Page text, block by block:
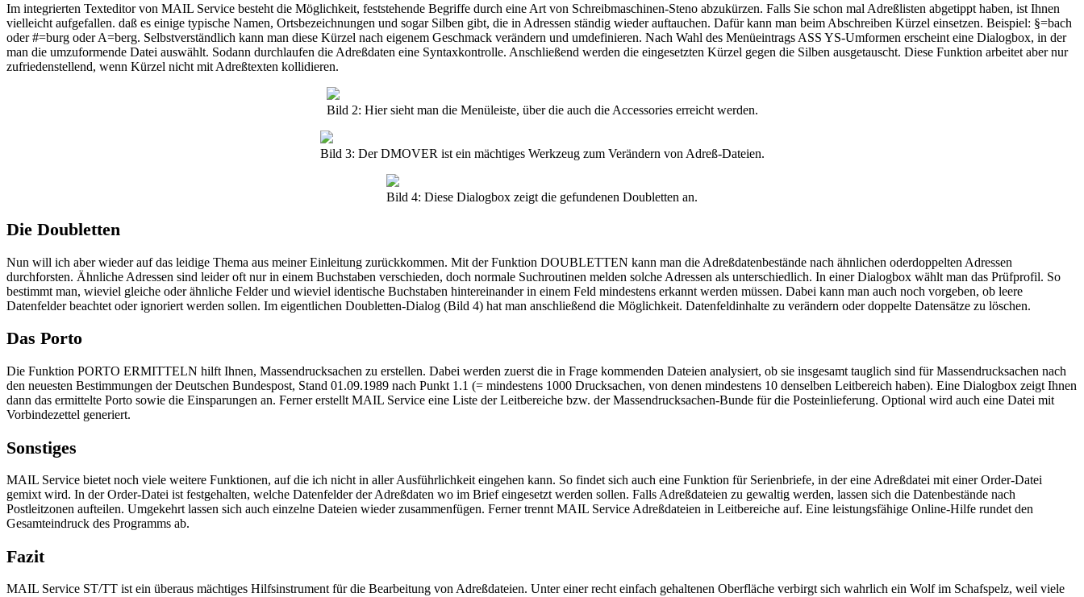
Im integrierten Texteditor von MAIL Service besteht die Möglichkeit, feststehende Begriffe durch eine Art von Schreibmaschinen-Steno abzukürzen. Falls Sie schon mal Adreßlisten abgetippt haben, ist Ihnen
vielleicht aufgefallen. daß es einige typische Namen, Ortsbezeichnungen und sogar Silben gibt, die in Adressen ständig wieder auftauchen. Dafür kann man beim Abschreiben Kürzel einsetzen. Beispiel: §=bach
oder #=burg oder A=berg. Selbstverständlich kann man diese Kürzel nach eigenem Geschmack verändern und umdefinieren. Nach Wahl des Menüeintrags ASS YS-Umformen erscheint eine Dialogbox, in der
man die umzuformende Datei auswählt. Sodann durchlaufen die Adreßdaten eine Syntaxkontrolle. Anschließend werden die eingesetzten Kürzel gegen die Silben ausgetauscht. Diese Funktion arbeitet aber nur
zufriedenstellend, wenn Kürzel nicht mit Adreßtexten kollidieren.
Bild 2: Hier sieht man die Menüleiste, über die auch die Accessories erreicht werden.
Bild 3: Der DMOVER ist ein mächtiges Werkzeug zum Verändern von Adreß-Dateien.
Bild 4: Diese Dialogbox zeigt die gefundenen Doubletten an.
Die Doubletten
Nun will ich aber wieder auf das leidige Thema aus meiner Einleitung zurückkommen. Mit der Funktion DOUBLETTEN kann man die Adreßdatenbestände nach ähnlichen oderdoppelten Adressen
durchforsten. Ähnliche Adressen sind leider oft nur in einem Buchstaben verschieden, doch normale Suchroutinen melden solche Adressen als unterschiedlich. In einer Dialogbox wählt man das Prüfprofil. So
bestimmt man, wieviel gleiche oder ähnliche Felder und wieviel identische Buchstaben hintereinander in einem Feld mindestens erkannt werden müssen. Dabei kann man auch noch vorgeben, ob leere
Datenfelder beachtet oder ignoriert werden sollen. Im eigentlichen Doubletten-Dialog (Bild 4) hat man anschließend die Möglichkeit. Datenfeldinhalte zu verändern oder doppelte Datensätze zu löschen.
Das Porto
Die Funktion PORTO ERMITTELN hilft Ihnen, Massendrucksachen zu erstellen. Dabei werden zuerst die in Frage kommenden Dateien analysiert, ob sie insgesamt tauglich sind für Massendrucksachen nach
den neuesten Bestimmungen der Deutschen Bundespost, Stand 01.09.1989 nach Punkt 1.1 (= mindestens 1000 Drucksachen, von denen mindestens 10 denselben Leitbereich haben). Eine Dialogbox zeigt Ihnen
dann das ermittelte Porto sowie die Einsparungen an. Ferner erstellt MAIL Service eine Liste der Leitbereiche bzw. der Massendrucksachen-Bunde für die Posteinlieferung. Optional wird auch eine Datei mit
Vorbindezettel generiert.
Sonstiges
MAIL Service bietet noch viele weitere Funktionen, auf die ich nicht in aller Ausführlichkeit eingehen kann. So findet sich auch eine Funktion für Serienbriefe, in der eine Adreßdatei mit einer Order-Datei
gemixt wird. In der Order-Datei ist festgehalten, welche Datenfelder der Adreßdaten wo im Brief eingesetzt werden sollen. Falls Adreßdateien zu gewaltig werden, lassen sich die Datenbestände nach
Postleitzonen aufteilen. Umgekehrt lassen sich auch einzelne Dateien wieder zusammenfügen. Ferner trennt MAIL Service Adreßdateien in Leitbereiche auf. Eine leistungsfähige Online-Hilfe rundet den
Gesamteindruck des Programms ab.
Fazit
MAIL Service ST/TT ist ein überaus mächtiges Hilfsinstrument für die Bearbeitung von Adreßdateien. Unter einer recht einfach gehaltenen Oberfläche verbirgt sich wahrlich ein Wolf im Schafspelz, weil viele